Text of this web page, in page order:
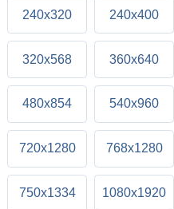
240x320 240x400
320x568 360x640
480x854 540x960
720x1280 768x1280
750x1334 1080x1920